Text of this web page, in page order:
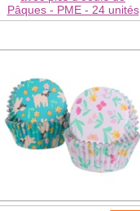
Pâques - PME - 24 unités